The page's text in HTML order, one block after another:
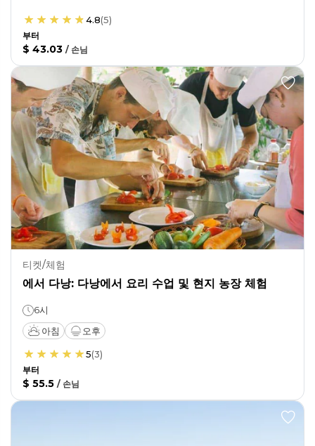
4.8(5)
부터
$ 43.03 / 손님
티켓/체험
에서 다낭: 다낭에서 요리 수업 및 현지 농장 체험
6시
아침
오후
5(3)
부터
$ 55.5 / 손님